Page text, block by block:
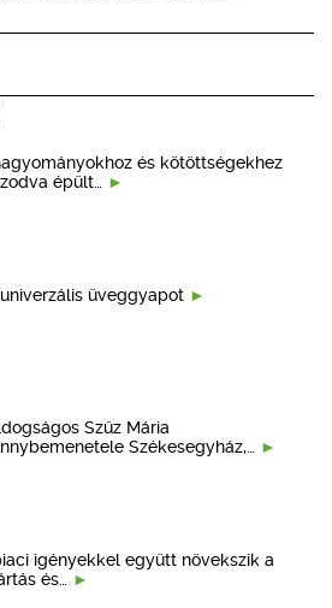
és kötöttségekhez
épült…
üveggyapot
Szűz Mária
Székesegyház,…
igényekkel együtt növekszik a
és…